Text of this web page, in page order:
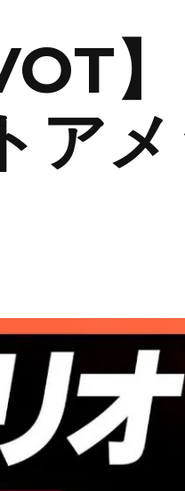
アメ